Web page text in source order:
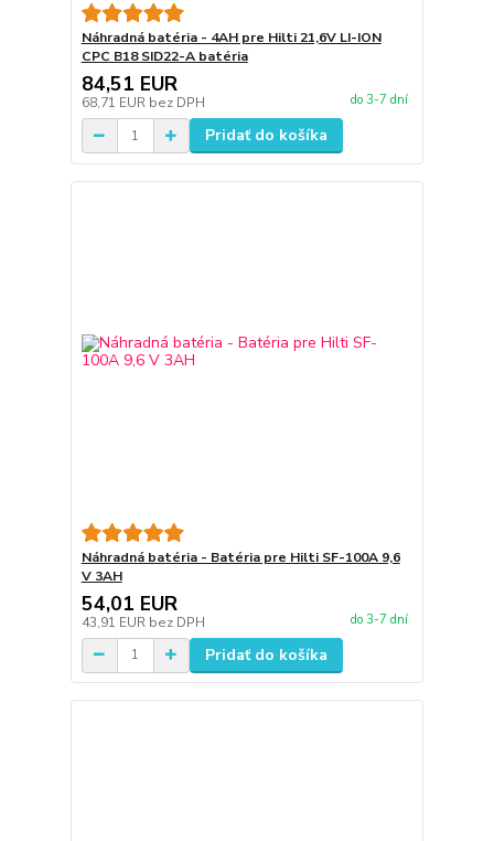
Náhradná batéria - 4AH pre Hilti 21,6V LI-ION
CPC B18 SID22-A batéria
84,51 EUR
68,71 EUR bez DPH do 3-7 dní
Pridať do košíka
Náhradná batéria - Batéria pre Hilti SF-100A 9,6
V 3AH
54,01 EUR
43,91 EUR bez DPH do 3-7 dní
Pridať do košíka